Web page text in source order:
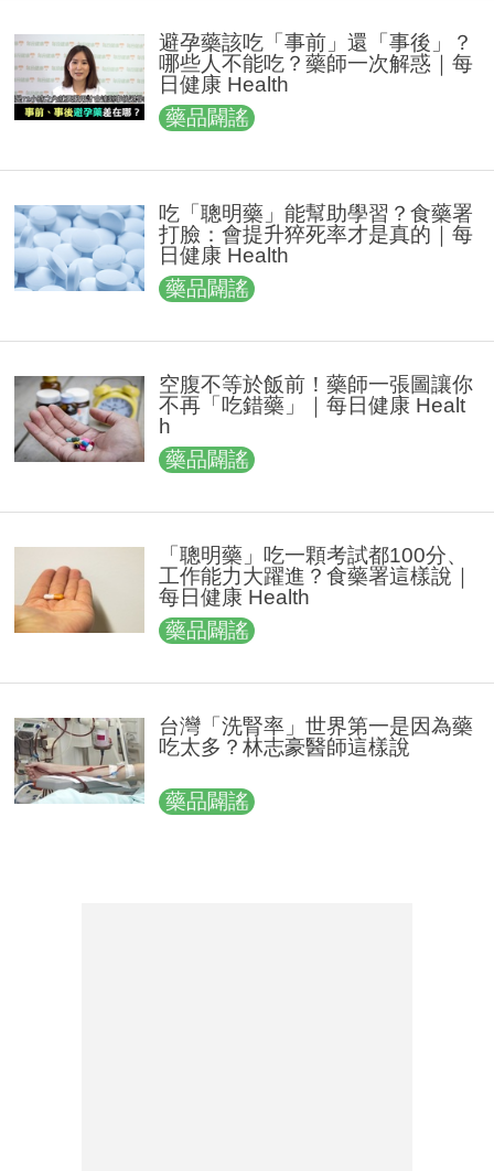
避孕藥該吃「事前」還「事後」？
哪些人不能吃？藥師一次解惑｜每
日健康 Health
藥品闢謠
吃「聰明藥」能幫助學習？食藥署
打臉：會提升猝死率才是真的｜每
日健康 Health
藥品闢謠
空腹不等於飯前！藥師一張圖讓你
不再「吃錯藥」｜每日健康 Healt
h
藥品闢謠
「聰明藥」吃一顆考試都100分、
工作能力大躍進？食藥署這樣說｜
每日健康 Health
藥品闢謠
台灣「洗腎率」世界第一是因為藥
吃太多？林志豪醫師這樣說
藥品闢謠